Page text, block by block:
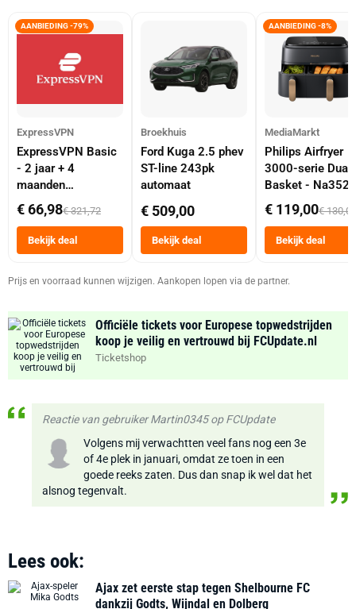
AANBIEDING -79%
ExpressVPN
ExpressVPN Basic
- 2 jaar + 4
maanden
abonnement
€ 66,98€ 321,72
Bekijk deal
Broekhuis
Ford Kuga 2.5 phev
ST-line 243pk
automaat
€ 509,00
Bekijk deal
AANBIEDING -8%
MediaMarkt
Philips Airfryer
3000-serie Dual
Basket -
Dubbele Mand 9
Tot 6 Personen
Heteluchtfriteuse
Zwart
€ 119,00€ 130,00
Bekijk deal
Prijs en voorraad kunnen wijzigen. Aankopen lopen via de partner.
Officiële tickets voor Europese topwedstrijden
koop je veilig en vertrouwd bij FCUpdate.nl
Ticketshop
Reactie van gebruiker Martin0345 op FCUpdate
Volgens mij verwachtten veel fans nog een 3e
of 4e plek in januari, omdat ze toen in een
goede reeks zaten. Dus dan snap ik wel dat het
alsnog tegenvalt.
Lees ook:
Ajax zet eerste stap tegen Shelbourne FC
dankzij Godts, Wijndal en Dolberg